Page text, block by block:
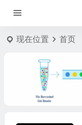
现在位置 首页